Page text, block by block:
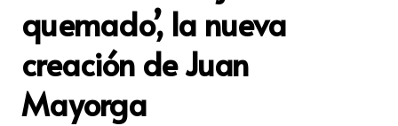
quemado’, la nueva
creación de Juan
Mayorga